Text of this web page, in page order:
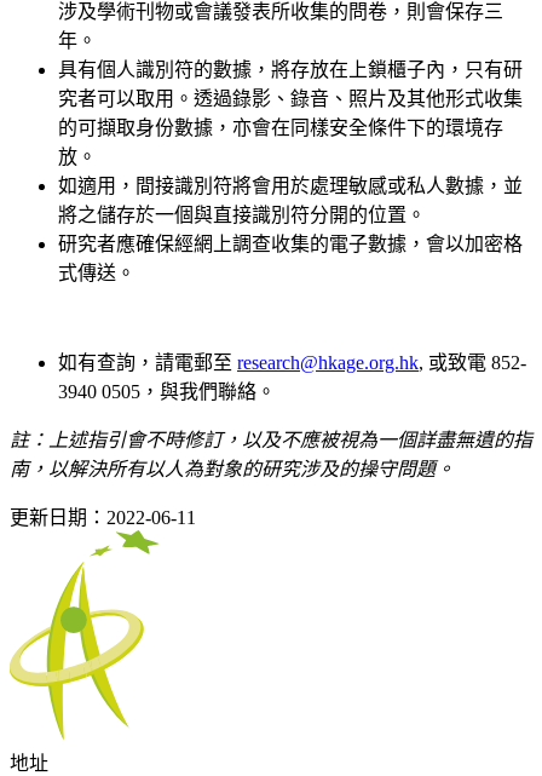
涉及學術刊物或會議發表所收集的問卷，則會保存三
年。
具有個人識別符的數據，將存放在上鎖櫃子內，只有研
究者可以取用。透過錄影、錄音、照片及其他形式收集
的可擷取身份數據，亦會在同樣安全條件下的環境存
放。
如適用，間接識別符將會用於處理敏感或私人數據，並
將之儲存於一個與直接識別符分開的位置。
研究者應確保經網上調查收集的電子數據，會以加密格
式傳送。
如有查詢，請電郵至 research@hkage.org.hk, 或致電 852-
3940 0505，與我們聯絡。
註：上述指引會不時修訂，以及不應被視為一個詳盡無遺的指
南，以解決所有以人為對象的研究涉及的操守問題。
更新日期：2022-06-11
地址